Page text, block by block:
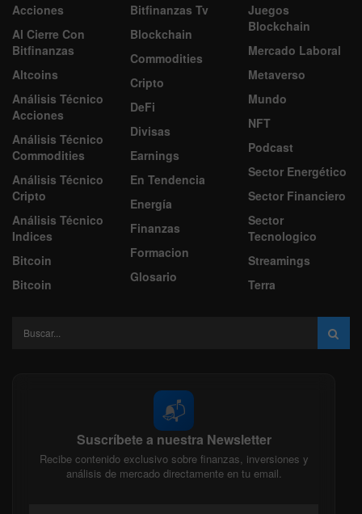
Acciones
Al Cierre Con
Bitfinanzas
Altcoins
Análisis Técnico
Acciones
Análisis Técnico
Commodities
Análisis Técnico
Cripto
Análisis Técnico
Indices
Bitcoin
Bitcoin
Bitfinanzas Tv
Blockchain
Commodities
Cripto
DeFi
Divisas
Earnings
En Tendencia
Energía
Finanzas
Formacion
Glosario
Juegos
Blockchain
Mercado Laboral
Metaverso
Mundo
NFT
Podcast
Sector Energético
Sector Financiero
Sector
Tecnologico
Streamings
Terra
📬
Suscríbete a nuestra Newsletter
Recibe contenido exclusivo sobre finanzas, inversiones y
análisis de mercado directamente en tu email.